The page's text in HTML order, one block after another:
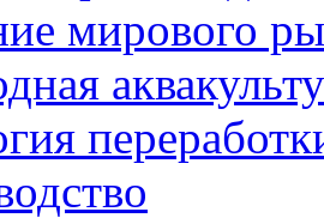
мирового